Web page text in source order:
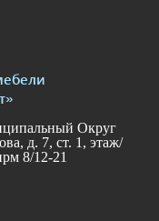
Округ
д. 7, ст. 1, этаж/
8/12-21